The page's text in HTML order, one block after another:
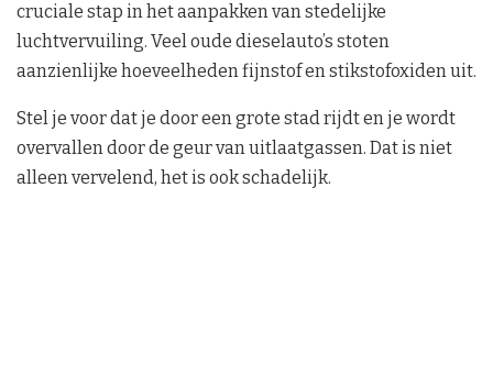
cruciale stap in het aanpakken van stedelijke
luchtvervuiling. Veel oude dieselauto’s stoten
aanzienlijke hoeveelheden fijnstof en stikstofoxiden uit.
Stel je voor dat je door een grote stad rijdt en je wordt
overvallen door de geur van uitlaatgassen. Dat is niet
alleen vervelend, het is ook schadelijk.